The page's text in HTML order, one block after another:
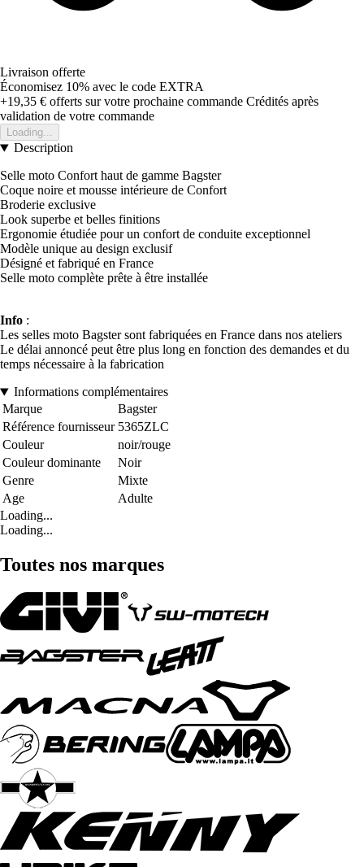
Livraison offerte
Économisez 10% avec le code EXTRA
+19,35 € offerts sur votre prochaine commande Crédités après
validation de votre commande
Loading...
Description
Selle moto Confort haut de gamme Bagster
Coque noire et mousse intérieure de Confort
Broderie exclusive
Look superbe et belles finitions
Ergonomie étudiée pour un confort de conduite exceptionnel
Modèle unique au design exclusif
Désigné et fabriqué en France
Selle moto complète prête à être installée
Info :
Les selles moto Bagster sont fabriquées en France dans nos ateliers
Le délai annoncé peut être plus long en fonction des demandes et du
temps nécessaire à la fabrication
Informations complémentaires
Marque
Bagster
Référence fournisseur 5365ZLC
Couleur
noir/rouge
Couleur dominante
Noir
Genre
Mixte
Age
Adulte
Loading...
Loading...
Toutes nos marques